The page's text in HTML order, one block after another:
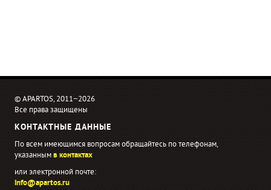
© APARTOS, 2011−2026
Все права защищены
КОНТАКТНЫЕ ДАННЫЕ
По всем имеющимся вопросам обращайтесь по телефонам,
указаннымв контактах
или электронной почте:
info@apartos.ru